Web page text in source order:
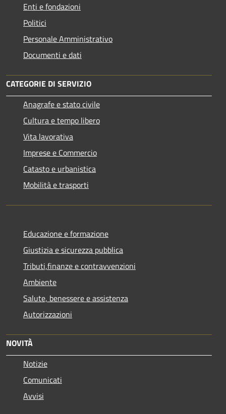
Enti e fondazioni
Politici
Personale Amministrativo
Documenti e dati
CATEGORIE DI SERVIZIO
Anagrafe e stato civile
Cultura e tempo libero
Vita lavorativa
Imprese e Commercio
Catasto e urbanistica
Mobilità e trasporti
Educazione e formazione
Giustizia e sicurezza pubblica
Tributi,finanze e contravvenzioni
Ambiente
Salute, benessere e assistenza
Autorizzazioni
NOVITÀ
Notizie
Comunicati
Avvisi